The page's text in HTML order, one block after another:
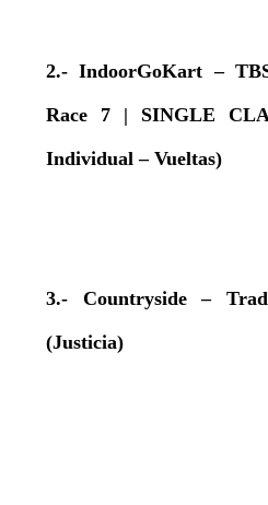
2.- IndoorGoKart –
Race 7 | SINGLE
Individual – Vueltas)
3.- Countryside –
(Justicia)